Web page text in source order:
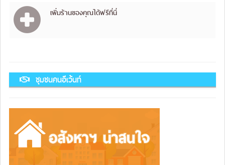
เพิ่มร้านของคุณได้ฟรีที่นี่
ชุมชนคนอีเว้นท์